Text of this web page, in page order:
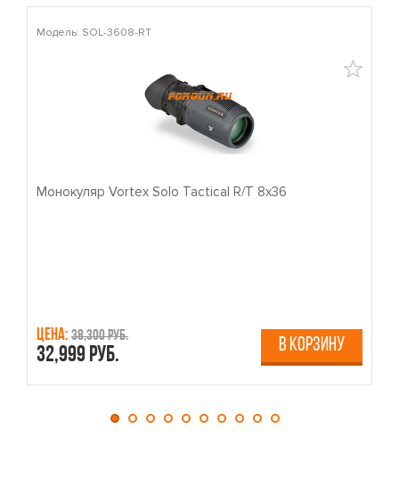
Модель: SOL-3608-RT
Монокуляр Vortex Solo Tactical R/T 8x36
Цена: 38,300 руб.
32,999 руб. В КОРЗИНУ